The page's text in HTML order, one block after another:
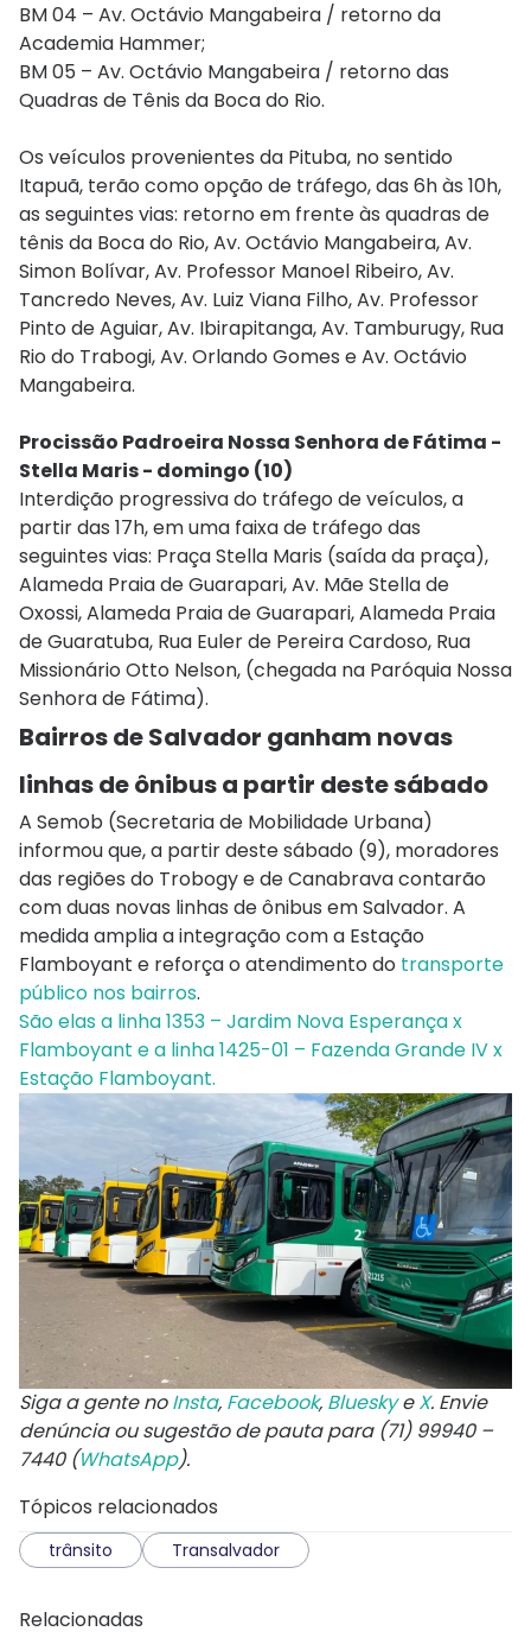
BM 04 – Av. Octávio Mangabeira / retorno da
Academia Hammer;
BM 05 – Av. Octávio Mangabeira / retorno das
Quadras de Tênis da Boca do Rio.
Os veículos provenientes da Pituba, no sentido
Itapuã, terão como opção de tráfego, das 6h às 10h,
as seguintes vias: retorno em frente às quadras de
tênis da Boca do Rio, Av. Octávio Mangabeira, Av.
Simon Bolívar, Av. Professor Manoel Ribeiro, Av.
Tancredo Neves, Av. Luiz Viana Filho, Av. Professor
Pinto de Aguiar, Av. Ibirapitanga, Av. Tamburugy, Rua
Rio do Trabogi, Av. Orlando Gomes e Av. Octávio
Mangabeira.
Procissão Padroeira Nossa Senhora de Fátima -
Stella Maris - domingo (10)
Interdição progressiva do tráfego de veículos, a
partir das 17h, em uma faixa de tráfego das
seguintes vias: Praça Stella Maris (saída da praça),
Alameda Praia de Guarapari, Av. Mãe Stella de
Oxossi, Alameda Praia de Guarapari, Alameda Praia
de Guaratuba, Rua Euler de Pereira Cardoso, Rua
Missionário Otto Nelson, (chegada na Paróquia Nossa
Senhora de Fátima).
Bairros de Salvador ganham novas
linhas de ônibus a partir deste sábado
A Semob (Secretaria de Mobilidade Urbana)
informou que, a partir deste sábado (9), moradores
das regiões do Trobogy e de Canabrava contarão
com duas novas linhas de ônibus em Salvador. A
medida amplia a integração com a Estação
Flamboyant e reforça o atendimento do transporte
público nos bairros.
São elas a linha 1353 – Jardim Nova Esperança x
Flamboyant e a linha 1425-01 – Fazenda Grande IV x
Estação Flamboyant.
Siga a gente noInsta, Facebook, BlueskyeX. Envie
denúncia ou sugestão de pauta para (71) 99940 –
7440 (WhatsApp).
Tópicos relacionados
trânsito Transalvador
Relacionadas